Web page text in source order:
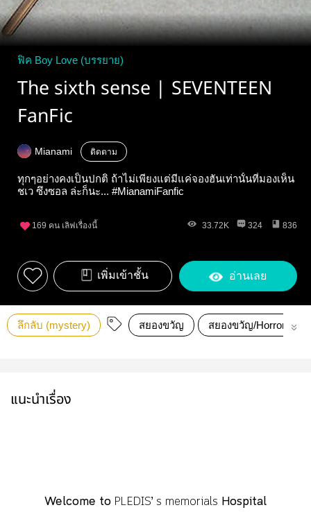
ฟิค Boy Love (บรรยาย)
The sixth sense | SEVENTEEN
FanFic
Mianami ติดตาม
ทุกๆอย่างคงเป็นปกติ ถ้าไม่เพียงแต่มีแค่จองฮันเท่านั้นที่มองเห็น
ชเว ซึงซอล ล่ะก็นะ... #MianamiFanfic
169 คน เลิฟเรื่องนี้ 33.72K 324 836
เพิ่มเข้าชั้น อ่านเลย
ลึกลับ (mystery) สยองขวัญ สยองขวัญ/Horror
แนะนำเรื่อง
Welcome to PLEDIS’ s memorials Hospital